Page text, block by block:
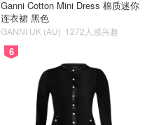
Ganni Cotton Mini Dress 棉质迷你
连衣裙 黑色
GANNI UK (AU) 1272人感兴趣
6